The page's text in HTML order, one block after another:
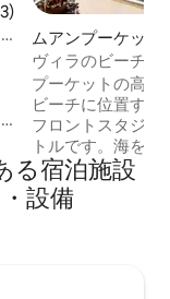
ー3件、5つ星中5つ
ムアンプーケット
ョン・アパート
ヴィラのビーチフ
ュースタジオ - イ
プーケットの高級
ビーチに位置す
フロントスタジオ
トルです。海を
ィニティプールと
スをお楽しみくだ
お部屋には、専用
る宿泊施設
設備